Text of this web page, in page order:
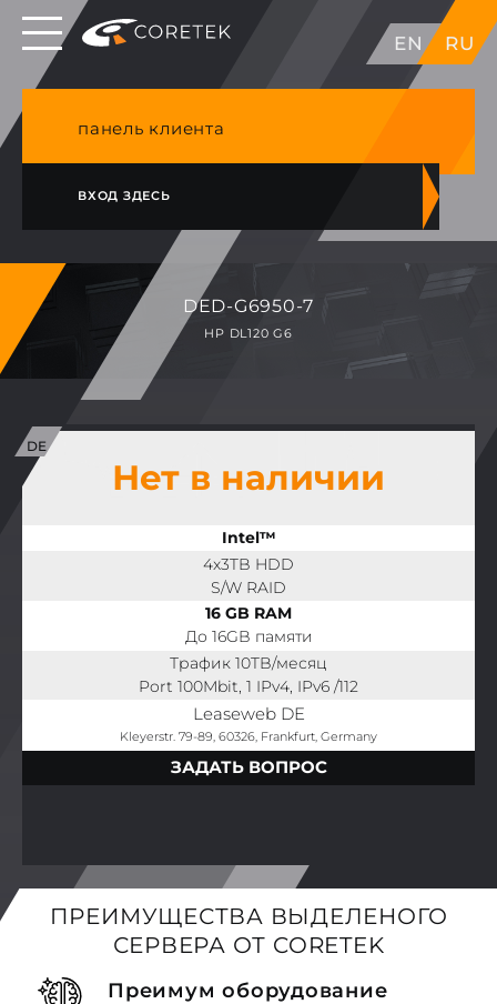
EN RU
Выделенные серверы в ЕС, Японии, ГК, США
NVME VPS & cPanel премиум хостинг в
панель клиента
ВХОД ЗДЕСЬ
DED-G6950-7
HP DL120 G6
Нет в наличии
Intel™
4x3TB HDD
S/W RAID
16 GB RAM
До 16GB памяти
Трафик 10TB/месяц
Port 100Mbit, 1 IPv4, IPv6 /112
Leaseweb DE
Kleyerstr. 79-89, 60326, Frankfurt, Germany
ЗАДАТЬ ВОПРОС
ПРЕИМУЩЕСТВА ВЫДЕЛЕНОГО
СЕРВЕРА ОТ CORETEK
Преимум оборудование